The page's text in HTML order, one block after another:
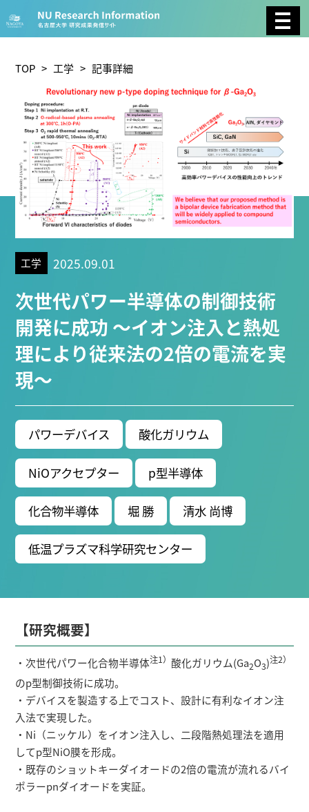
CATEGORY
環境学
総合理工 総合生物 複合領域
農学 化学 医歯薬学
工学 情報学 数物系科学
人文学
TAG
(177)
生命農学研究科 (116)
トランスフォーマティ
ブ生命分子研究所 (75)
環境学研究科 (67)
宇宙地球
環境研究所 (63)
未来材料・システム研究所 (61)
報学研究科 (47)
植物 (33) 機械学習 (31)
高等
研究院 (26)
境医学研究所 (23)
宇宙 (21)
創薬科学研究科 (20)
シロイヌナズ
ナ (19)
オーロラ (17)
Research VIDEOS
Researchers' VOICE
Links
名古屋大学基金
研究者総覧
TOP >工学 > 記事詳細
工学 2025.09.01
次世代パワー半導体の制御技術
開発に成功 ～イオン注入と熱処
理により従来法の2倍の電流を実
現～
パワーデバイス 酸化ガリウム
NiOアクセプター p型半導体
化合物半導体 堀 勝 清水 尚博
低温プラズマ科学研究センター
【研究概要】
・次世代パワー化合物半導体注1）酸化ガリウム(Ga2O3)注2）
のp型制御技術に成功。
・デバイスを製造する上でコスト、設計に有利なイオン注
入法で実現した。
・Ni（ニッケル）をイオン注入し、二段階熱処理法を適用
してp型NiO膜を形成。
・既存のショットキーダイオードの2倍の電流が流れるバイ
ポラーpnダイオードを実証。